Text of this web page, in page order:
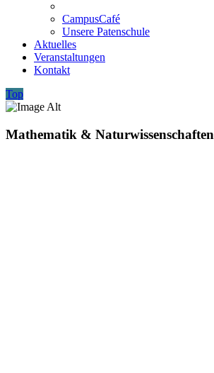
CampusCafé
Unsere Patenschule
Aktuelles
Veranstaltungen
Kontakt
Top
Mathematik & Naturwissenschaften